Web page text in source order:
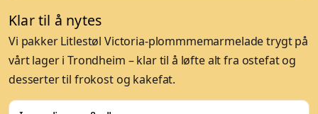
Klar til å nytes
Vi pakker Litlestøl Victoria-plommmemarmelade trygt på
vårt lager i Trondheim – klar til å løfte alt fra ostefat og
desserter til frokost og kakefat.